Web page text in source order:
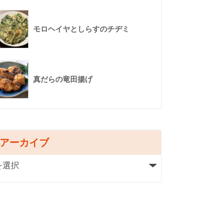
モロヘイヤとしらすのチヂミ
真だらの竜田揚げ
アーカイブ